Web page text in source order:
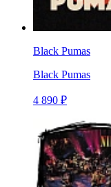
Black Pumas
Black Pumas
4 890 ₽